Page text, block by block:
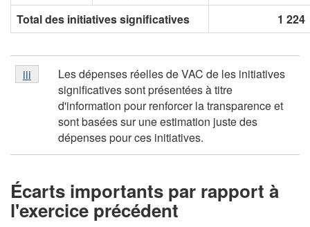
Total des initiatives significatives 1 224
Note
de
Les dépenses réelles de VAC de les initiatives
significatives sont présentées à titre
d'information pour renforcer la transparence et
sont basées sur une estimation juste des
dépenses pour ces initiatives.
Retour à la référence de note de table
iii referrer
Écarts importants par rapport à
l'exercice précédent